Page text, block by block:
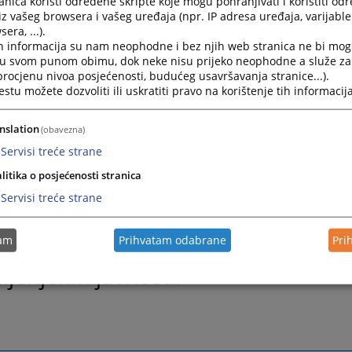
postupku. Pored ovoga, oštećenima je na raspolaganju i
podnošenju imovinsko-pravnog zahtjeva u okviru
ovog uputstva i obrasca ima za cilj olakšati ostvarivanje
postupku u BiH, te pružiti podršku oštećenima kroz
informacija o njihovom pravnom položaju.
nema promotivnih
javnosti.
vašeg browsera i vašeg uređaja (npr. IP adresa uređaja,
...).
informacija su nam neophodne i bez njih web stranica ne bi
svom punom obimu, dok neke nisu prijeko neophodne a služe
nivoa posjećenosti, budućeg usavršavanja stranice...).
možete dozvoliti ili uskratiti pravo na korištenje tih
(obavezna)
Servisi treće strane
o posjećenosti stranica
Servisi treće strane
Prihvatam odabrane